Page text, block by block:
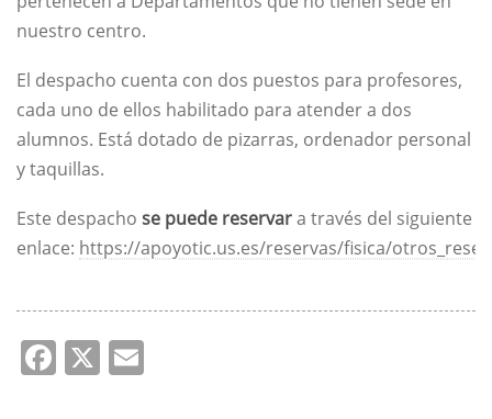
nuestro centro.
El despacho cuenta con dos puestos para profesores,
cada uno de ellos habilitado para atender a dos
alumnos. Está dotado de pizarras, ordenador personal
y taquillas.
Este despacho se puede reservara través del siguiente
enlace: https://apoyotic.us.es/reservas/fisica/
Facebook
X